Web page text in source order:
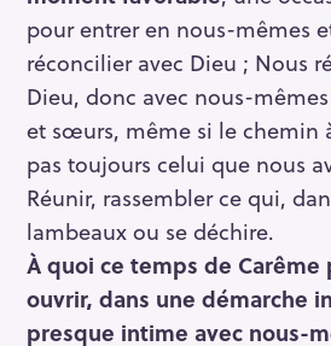
pour entrer en nous-mêmes
réconcilier avec Dieu ; Nous
Dieu, donc avec nous-
et sœurs, même si le chemin
pas toujours celui que nous
Réunir, rassembler ce qui,
lambeaux ou se déchire.
À quoi ce temps de
ouvrir, dans une démarche
presque intime avec nous-